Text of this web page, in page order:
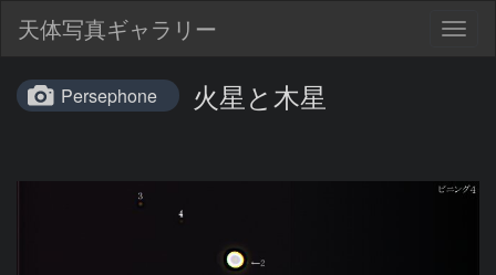
天体写真ギャラリー
Persephone 火星と木星